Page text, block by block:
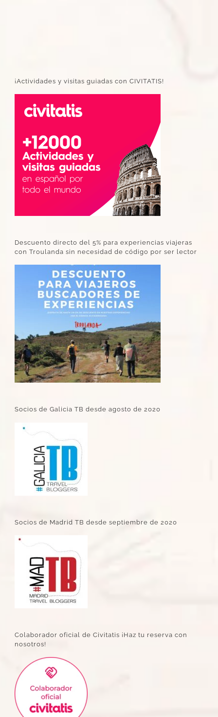
¡Actividades y visitas guiadas con CIVITATIS!
Descuento directo del 5% para experiencias viajeras
con Troulanda sin necesidad de código por ser lector
Socios de Galicia TB desde agosto de 2020
Socios de Madrid TB desde septiembre de 2020
Colaborador oficial de Civitatis ¡Haz tu reserva con
nosotros!